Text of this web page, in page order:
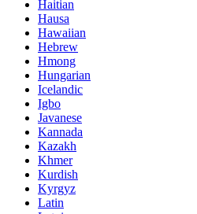
Haitian
Hausa
Hawaiian
Hebrew
Hmong
Hungarian
Icelandic
Igbo
Javanese
Kannada
Kazakh
Khmer
Kurdish
Kyrgyz
Latin